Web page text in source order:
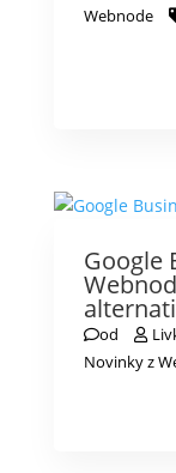
Webnode
Google
od
Novinky z